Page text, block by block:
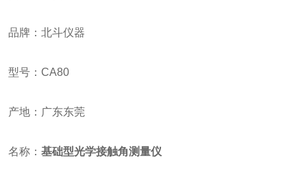
品牌：北斗仪器
型号：CA80
产地：广东东莞
名称： 基础型光学接触角测量仪